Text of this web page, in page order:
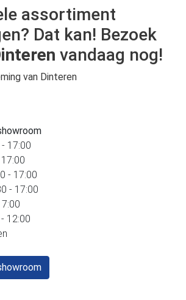
assortiment
Dat kan! Bezoek
vandaag nog!
van Dinteren
17:00
- 17:00
- 17:00
12:00